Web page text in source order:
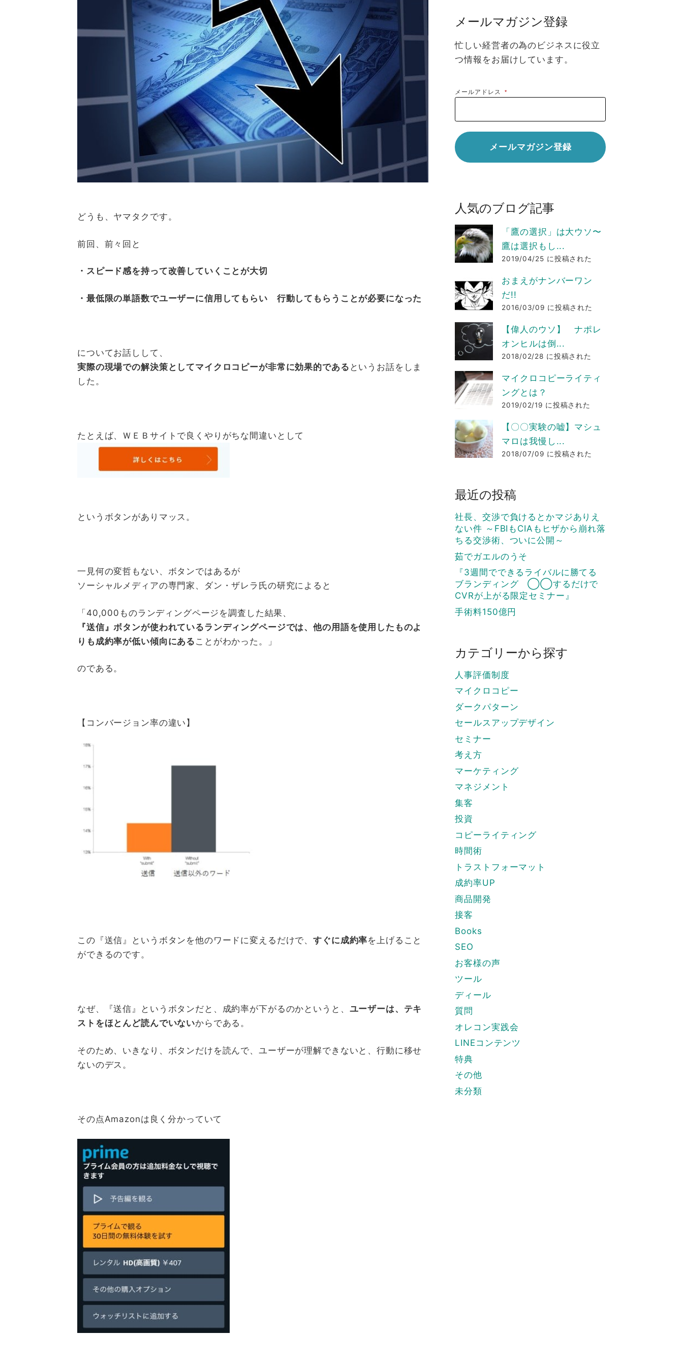
どうも、ヤマタクです。
前回、前々回と
・スピード感を持って改善していくことが大切
・最低限の単語数でユーザーに信用してもらい 行動してもらうことが必要になった
についてお話しして、
実際の現場での解決策としてマイクロコピーが非常に効果的である というお話をしま
した。
たとえば、ＷＥＢサイトで良くやりがちな間違いとして
というボタンがありマッス。
一見何の変哲もない、ボタンではあるが
ソーシャルメディアの専門家、ダン・ザレラ氏の研究によると
「40,000ものランディングページを調査した結果、
『送信』ボタンが使われているランディングページでは、他の用語を使用したものよ
りも 成約率が低い傾向にある ことがわかった。」
のである。
【コンバージョン率の違い】
この『送信』というボタンを他のワードに変えるだけで、すぐに成約率を上げること
ができるのです。
なぜ、『送信』というボタンだと、成約率が下がるのかというと、 ユーザーは、テキ
ストをほとんど読んでいないからである。
そのため、いきなり、ボタンだけを読んで、ユーザーが理解できないと、行動に移せ
ないのデス。
その点Amazonは良く分かっていて
メールマガジン登録
忙しい経営者の為のビジネスに役立
つ情報をお届けしています。
メールアドレス*
人気のブログ記事
「鷹の選択」は大ウソ〜
鷹は選択もし...
2019/04/25 に投稿された
おまえがナンバーワン
だ!!
2016/03/09 に投稿された
【偉人のウソ】 ナポレ
オンヒルは倒...
2018/02/28 に投稿された
マイクロコピーライティ
ングとは？
2019/02/19 に投稿された
【〇〇実験の嘘】マシュ
マロは我慢し...
2018/07/09 に投稿された
最近の投稿
社長、交渉で負けるとかマジありえ
ない件 ～FBIもCIAもヒザから崩れ落
ちる交渉術、ついに公開～
茹でガエルのうそ
『3週間でできるライバルに勝てる
ブランディング ◯◯するだけで
CVRが上がる限定セミナー』
手術料150億円
カテゴリーから探す
人事評価制度
マイクロコピー
ダークパターン
セールスアップデザイン
セミナー
考え方
マーケティング
マネジメント
集客
投資
コピーライティング
時間術
トラストフォーマット
成約率UP
商品開発
接客
Books
SEO
お客様の声
ツール
ディール
質問
オレコン実践会
LINEコンテンツ
特典
その他
未分類